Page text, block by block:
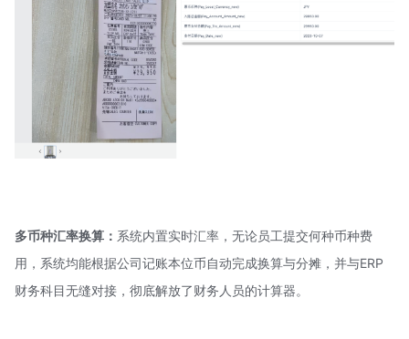
多币种汇率换算： 系统内置实时汇率，无论员工提交何种币种费
用，系统均能根据公司记账本位币自动完成换算与分摊，并与ERP
财务科目无缝对接，彻底解放了财务人员的计算器。